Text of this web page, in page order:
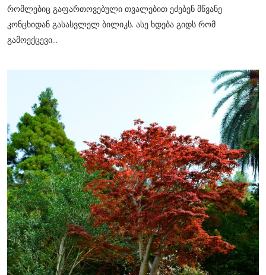
რომლებიც გაფართოვებული თვალებით ეძებენ მწვანე
კონცხიდან გასასვლელ ბილიკს. ასე ხდება გიდს რომ
გამოექცევი...